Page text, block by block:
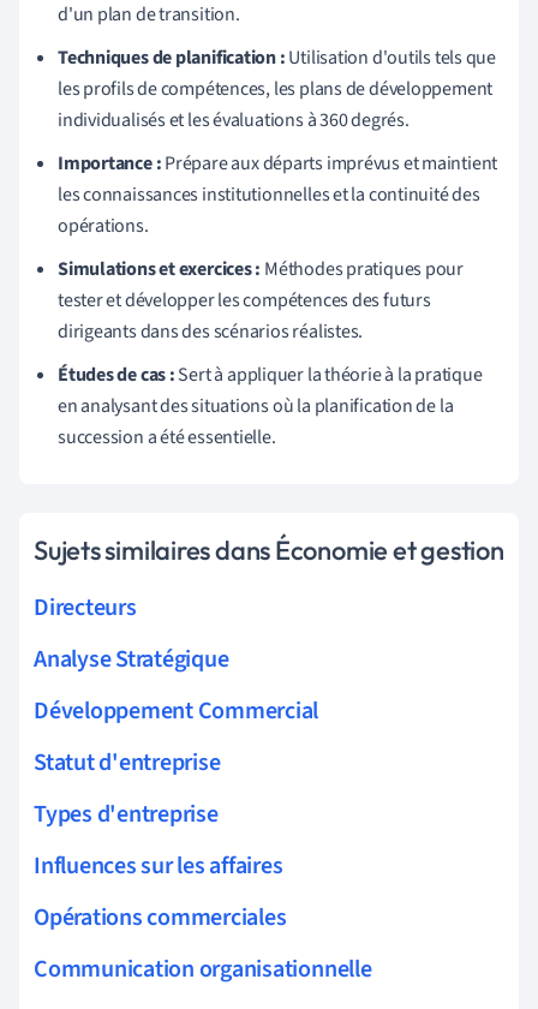
d'un plan de transition.
Techniques de planification :Utilisation d'outils tels que
les profils de compétences, les plans de développement
individualisés et les évaluations à 360 degrés.
Importance :Prépare aux départs imprévus et maintient
les connaissances institutionnelles et la continuité des
opérations.
Simulations et exercices : Méthodes pratiques pour
tester et développer les compétences des futurs
dirigeants dans des scénarios réalistes.
Études de cas :Sert à appliquer la théorie à la pratique
en analysant des situations où la planification de la
succession a été essentielle.
Sujets similaires dans Économie et gestion
Directeurs
Analyse Stratégique
Développement Commercial
Statut d'entreprise
Types d'entreprise
Influences sur les affaires
Opérations commerciales
Communication organisationnelle